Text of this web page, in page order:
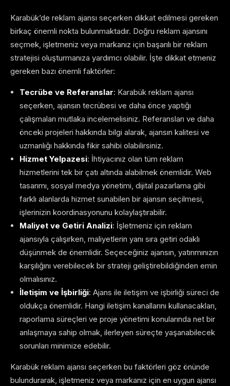
Karabük’de reklam ajansı seçerken dikkat edilmesi gereken
birkaç önemli nokta bulunmaktadır. Doğru reklam ajansını
seçmek, işletmeniz veya markanız için başarılı bir reklam
stratejisi oluşturmanıza yardımcı olabilir. İşte dikkat etmeniz
gereken bazı önemli faktörler:
Tecrübe ve Referanslar: Karabük reklam ajansı
seçerken, ajansın tecrübesi ve daha önce yaptığı
çalışmaları mutlaka incelemelisiniz. Referansları ve daha
önceki projeleri hakkında bilgi alarak, ajansın kalitesi ve
uzmanlığı hakkında fikir sahibi olabilirsiniz.
Hizmet Yelpazesi: İhtiyacınız olan tüm reklam
hizmetlerini tek bir çatı altında alabilmek önemlidir. Web
tasarımı, sosyal medya yönetimi, dijital pazarlama gibi
farklı alanlarda hizmet sunabilen bir ajansın seçilmesi,
işlerinizin koordinasyonunu kolaylaştırabilir.
Maliyet ve Getiri Analizi: İşletmeniz için reklam
ajansıyla çalışırken, maliyetlerin yanı sıra getiri odaklı
düşünmek de önemlidir. Seçeceğiniz ajansın, yatırımınızın
karşılığını verebilecek bir strateji geliştirebildiğinden emin
olmalısınız.
İletişim ve İşbirliği: Ajans ile iletişim ve işbirliği süreci de
oldukça önemlidir. Hangi iletişim kanallarını kullanacakları,
raporlama süreçleri ve proje yönetimi konularında net bir
anlaşmaya sahip olmak, ilerleyen süreçte yaşanabilecek
sorunları minimize edebilir.
Karabük reklam ajansı seçerken bu faktörleri göz önünde
bulundurarak, işletmeniz veya markanız için en uygun ajansı